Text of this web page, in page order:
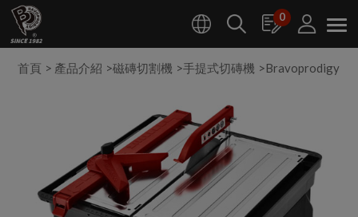
0
首頁 產品介紹 磁磚切割機 手提式切磚機 Bravoprodigy
Cookie管理面板